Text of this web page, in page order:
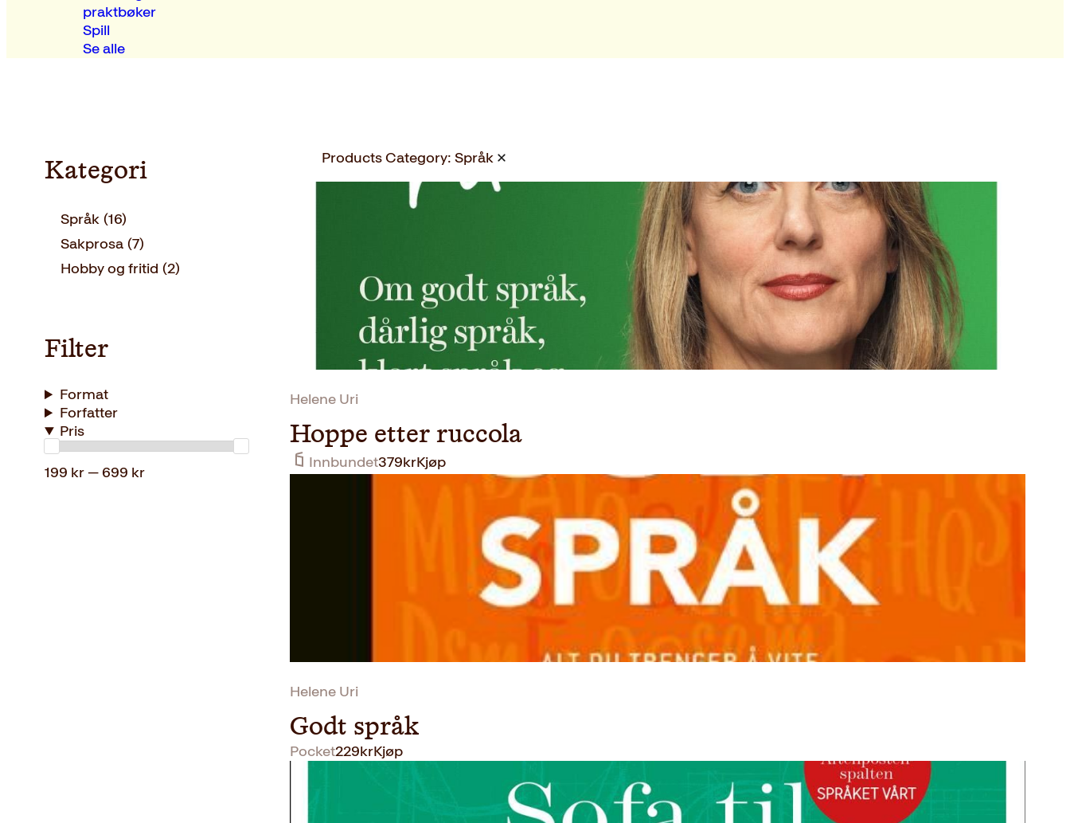
praktbøker
Spill
Se alle
Kategori
Språk (16)
Sakprosa (7)
Hobby og fritid (2)
Filter
Format
Forfatter
Pris
199 kr — 699 kr
Products Category: Språk
Helene Uri
Hoppe etter ruccola
Innbundet379krKjøp
Helene Uri
Godt språk
Pocket229krKjøp